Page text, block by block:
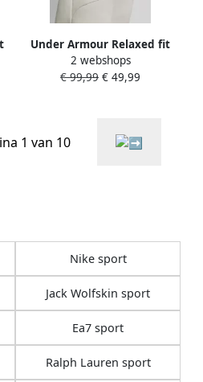
Under Armour Relaxed fit
sweatpants met logoprint
model 'Unstoppable'
2 webshops
€ 99,99 € 49,99
1 van 10
Nike sport
Jack Wolfskin sport
Ea7 sport
Ralph Lauren sport